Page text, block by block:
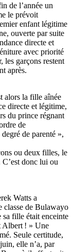
de l’année un
le prévoit
enfant légitime
ouverte par suite
directe et
avec priorité
les garçons restent
après.
alors la fille aînée
directe et légitime,
du prince régnant
de
de parenté »,
ou deux filles, le
donc lui ou
Watts a
classe de Bulawayo
fille était enceinte
Albert ! » Une
Seule certitude,
elle n’a, par